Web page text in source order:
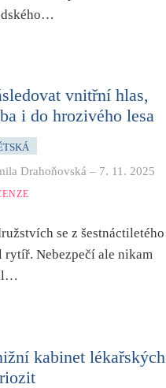
vnitřní hlas,
i do hrozivého lesa
Drahoňovská – 7. 11. 2025
se z šestnáctiletého
rytíř. Nebezpečí ale nikam
kabinet lékařských